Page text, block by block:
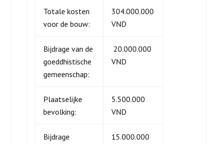
Totale kosten
voor de bouw:
304.000.000
VND
Bijdrage van de
goeddhistische
gemeenschap:
20.000.000
VND
Plaatselijke
bevolking:
5.500.000
VND
Bijdrage
15.000.000